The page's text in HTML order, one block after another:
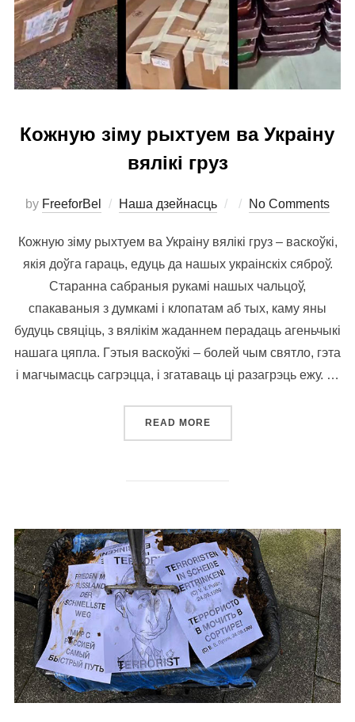
Кожную зіму рыхтуем ва Украіну
вялікі груз
by FreeforBel Наша дзейнасць
Posted
No Comments
Кожную зіму рыхтуем ва Украіну вялікі груз – васкоўкі,
якія доўга гараць, едуць да нашых украінскіх сяброў.
Старанна сабраныя рукамі нашых чальцоў,
спакаваныя з думкамі і клопатам аб тых, каму яны
будуць свяціць, з вялікім жаданнем перадаць агеньчыкі
нашага цяпла. Гэтыя васкоўкі – болей чым святло, гэта
і магчымасць сагрэцца, і згатаваць ці разагрэць ежу. …
READ MORE“КОЖНУЮ ЗІМУ РЫХТУЕМ